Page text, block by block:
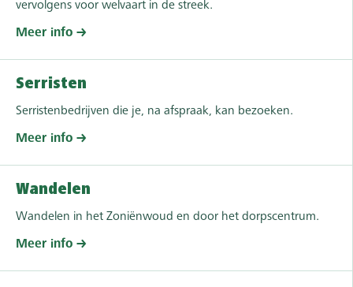
vervolgens voor welvaart in de streek.
Meer info
Serristen
Serristenbedrijven die je, na afspraak, kan bezoeken.
Meer info
Wandelen
Wandelen in het Zoniënwoud en door het dorpscentrum.
Meer info